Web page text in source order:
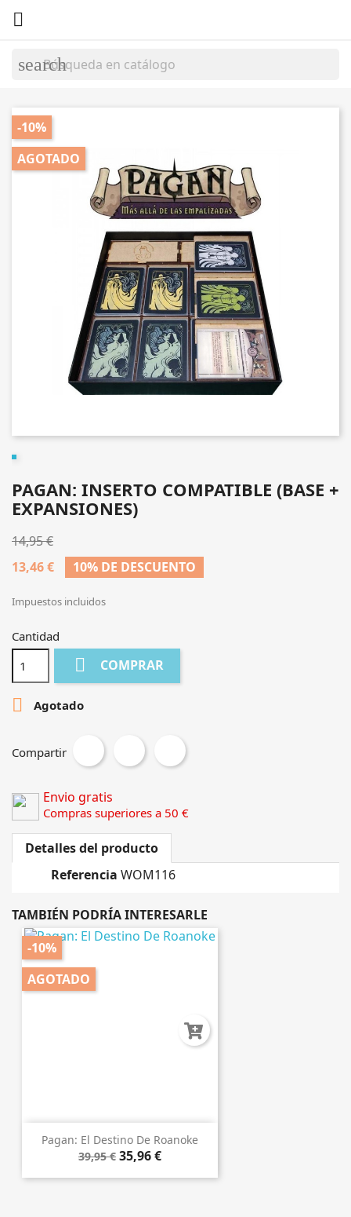

search
-10%
AGOTADO
PAGAN: INSERTO COMPATIBLE (BASE +
EXPANSIONES)
14,95 €
13,46 €
10% DE DESCUENTO
Impuestos incluidos
Cantidad
 COMPRAR
 Agotado
Compartir
Envio gratis
Compras superiores a 50 €
Detalles del producto
Referencia WOM116
TAMBIÉN PODRÍA INTERESARLE
Pagan: El Destino De Roanoke
39,95 € 35,96 €
-10%
AGOTADO